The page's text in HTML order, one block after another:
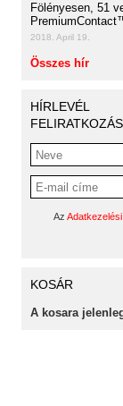
Fölényesen, 51
2018. April 19.
Összes hír
HÍRLEVÉL
FELIRATKOZÁS
Az
KOSÁR
A kosara